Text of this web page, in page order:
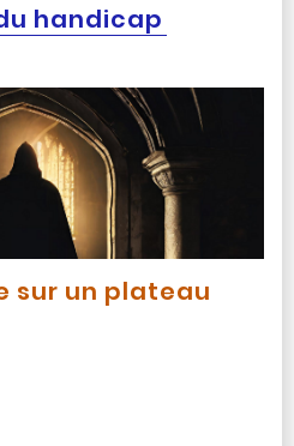
handicap
sur un plateau